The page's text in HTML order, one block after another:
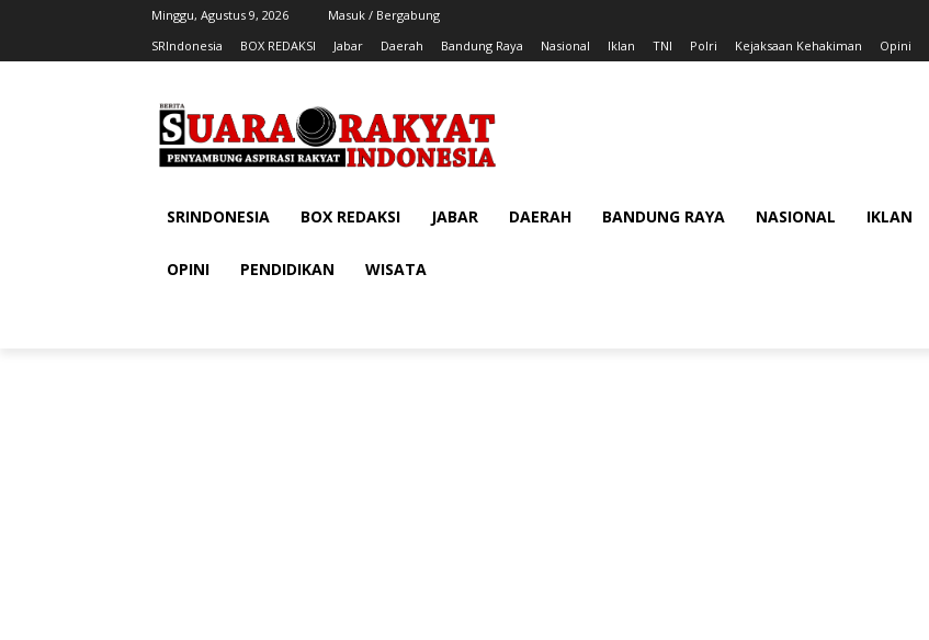
Minggu, Agustus 9, 2026
Masuk / Bergabung
SRIndonesia
BOX REDAKSI Jabar Daerah Bandung Raya Nasional Iklan TNI Polri Kejaksaan Kehakiman Opini
SRINDONESIA BOX REDAKSI JABAR DAERAH BANDUNG RAYA NASIONAL IKLAN
OPINI PENDIDIKAN WISATA